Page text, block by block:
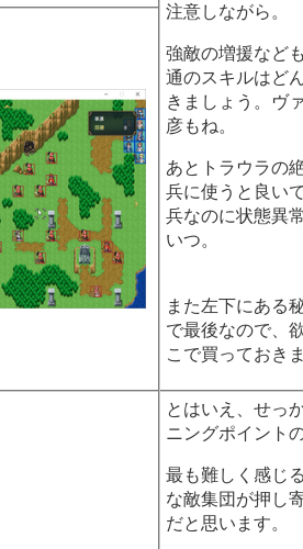
注意しながら。
強敵の増援など
通のスキルはど
きましょう。ヴ
彦もね。
あとトラウラの
兵に使うと良い
兵なのに状態異
いつ。
また左下にある
で最後なので、
こで買っておき
とはいえ、せっ
ニングポイント
最も難しく感じ
な敵集団が押し
だと思います。